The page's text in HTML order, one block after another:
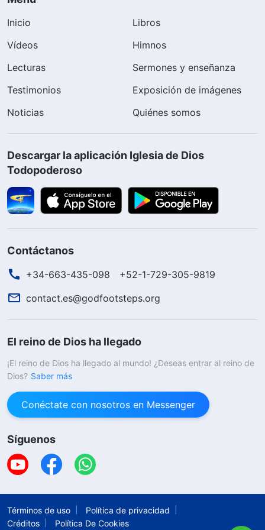
Inicio
Libros
Vídeos
Himnos
Lecturas
Sermones y enseñanza
Testimonios
Exposición de imágenes
Noticias
Quiénes somos
Descargar la aplicación Iglesia de Dios
Todopoderoso
Contáctanos
+34-663-435-098
+52-1-729-305-9819
contact.es@godfootsteps.org
El reino de Dios ha llegado
¡El reino de Dios ha llegado al mundo! ¿Deseas entrar al reino de
Dios? Saber más
Conéctate con nosotros en Messenger
Síguenos
Términos de uso
Política de privacidad
Créditos
Política De Cookies